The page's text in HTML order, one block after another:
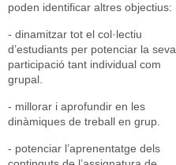
poden identificar altres objectius:
- dinamitzar tot el col·lectiu
d’estudiants per potenciar la seva
participació tant individual com
grupal.
- millorar i aprofundir en les
dinàmiques de treball en grup.
- potenciar l’aprenentatge dels